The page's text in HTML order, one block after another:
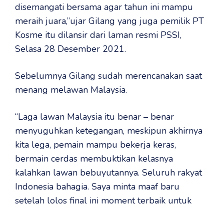
disemangati bersama agar tahun ini mampu
meraih juara,”ujar Gilang yang juga pemilik PT
Kosme itu dilansir dari laman resmi PSSI,
Selasa 28 Desember 2021.
Sebelumnya Gilang sudah merencanakan saat
menang melawan Malaysia.
“Laga lawan Malaysia itu benar – benar
menyuguhkan ketegangan, meskipun akhirnya
kita lega, pemain mampu bekerja keras,
bermain cerdas membuktikan kelasnya
kalahkan lawan bebuyutannya. Seluruh rakyat
Indonesia bahagia. Saya minta maaf baru
setelah lolos final ini moment terbaik untuk